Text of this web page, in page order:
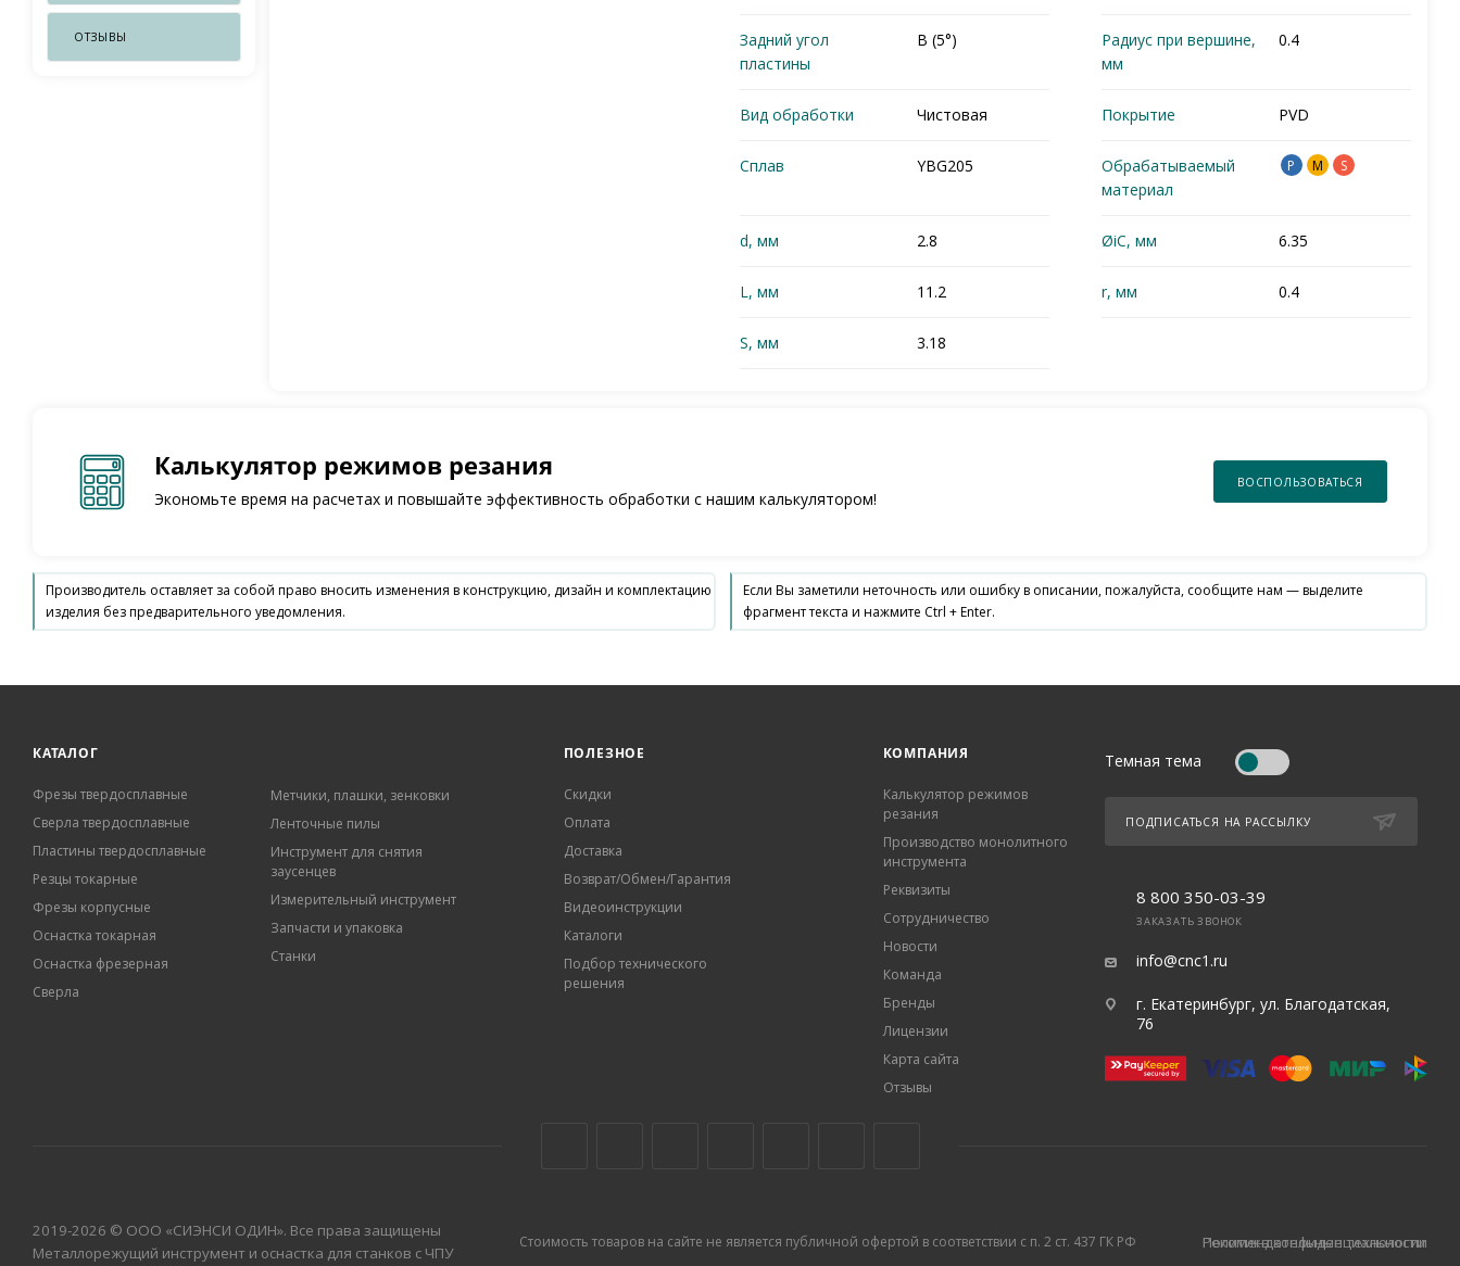
ОТЗЫВЫ
Задний угол
пластины
B (5°)
Радиус при вершине,
мм
0.4
Вид обработки Чистовая Покрытие PVD
Сплав YBG205
Обрабатываемый
материал
P M S
d, мм 2.8 ØiC, мм 6.35
L, мм 11.2 r, мм 0.4
S, мм 3.18
Калькулятор режимов резания
Экономьте время на расчетах и повышайте эффективность обработки с нашим калькулятором!
ВОСПОЛЬЗОВАТЬСЯ
Производитель оставляет за собой право вносить изменения в конструкцию, дизайн и комплектацию
изделия без предварительного уведомления.
Если Вы заметили неточность или ошибку в описании, пожалуйста, сообщите нам — выделите
фрагмент текста и нажмите Ctrl + Enter.
КАТАЛОГ
Фрезы твердосплавные
Сверла твердосплавные
Пластины твердосплавные
Резцы токарные
Фрезы корпусные
Оснастка токарная
Оснастка фрезерная
Сверла
Метчики, плашки, зенковки
Ленточные пилы
Инструмент для снятия
заусенцев
Измерительный инструмент
Запчасти и упаковка
Станки
ПОЛЕЗНОЕ
Скидки
Оплата
Доставка
Возврат/Обмен/Гарантия
Видеоинструкции
Каталоги
Подбор технического
решения
КОМПАНИЯ
Калькулятор режимов
резания
Производство монолитного
инструмента
Реквизиты
Сотрудничество
Новости
Команда
Бренды
Лицензии
Карта сайта
Отзывы
Темная тема
ПОДПИСАТЬСЯ НА РАССЫЛКУ
8 800 350-03-39
ЗАКАЗАТЬ ЗВОНОК
info@cnc1.ru
г. Екатеринбург, ул. Благодатская,
76
2019-2026 © ООО «СИЭНСИ ОДИН». Все права защищены
Металлорежущий инструмент и оснастка для станков с ЧПУ
Стоимость товаров на сайте не является публичной офертой в соответствии с п. 2 ст. 437 ГК РФ Политика конфиденциальности
Рекомендательные технологии